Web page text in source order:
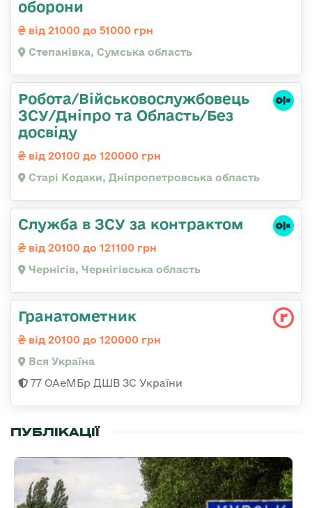
оборони
від 21000 до 51000 грн
Степанівка, Сумська область
Робота/Військовослужбовець
ЗСУ/Дніпро та Область/Без
досвіду
від 20100 до 120000 грн
Старі Кодаки, Дніпропетровська область
Служба в ЗСУ за контрактом
від 20100 до 121100 грн
Чернігів, Чернігівська область
Гранатометник
від 20100 до 120000 грн
Вся Україна
77 ОАеМБр ДШВ ЗС України
ПУБЛІКАЦІЇ